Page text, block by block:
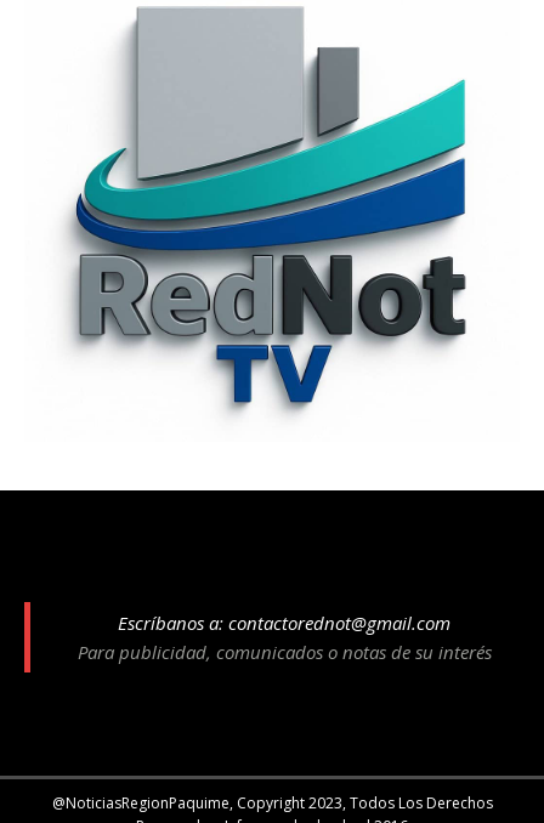
Escríbanos a: contactorednot@gmail.com
Para publicidad, comunicados o notas de su interés
@NoticiasRegionPaquime, Copyright 2023, Todos Los Derechos